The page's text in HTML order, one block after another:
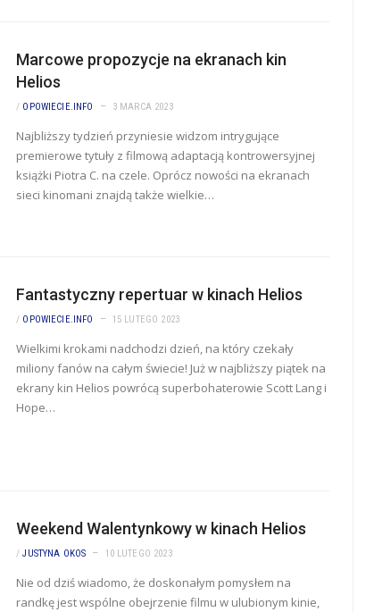
Marcowe propozycje na ekranach kin
Helios
/ OPOWIECIE.INFO 3 MARCA 2023
Najbliższy tydzień przyniesie widzom intrygujące
premierowe tytuły z filmową adaptacją kontrowersyjnej
książki Piotra C. na czele. Oprócz nowości na ekranach
sieci kinomani znajdą także wielkie…
Fantastyczny repertuar w kinach Helios
/ OPOWIECIE.INFO 15 LUTEGO 2023
Wielkimi krokami nadchodzi dzień, na który czekały
miliony fanów na całym świecie! Już w najbliższy piątek na
ekrany kin Helios powrócą superbohaterowie Scott Lang i
Hope…
Weekend Walentynkowy w kinach Helios
/JUSTYNA OKOS 10 LUTEGO 2023
Nie od dziś wiadomo, że doskonałym pomysłem na
randkę jest wspólne obejrzenie filmu w ulubionym kinie,